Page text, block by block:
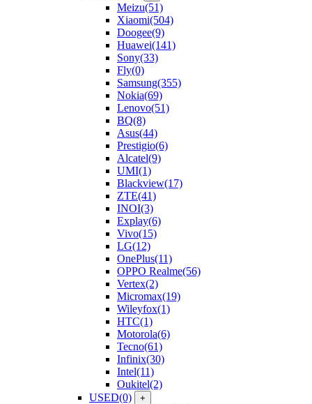
Meizu(51)
Xiaomi(504)
Doogee(9)
Huawei(141)
Sony(33)
Fly(0)
Samsung(355)
Nokia(69)
Lenovo(51)
BQ(8)
Asus(44)
Prestigio(6)
Alcatel(9)
UMI(1)
Blackview(17)
ZTE(41)
INOI(3)
Explay(6)
Vivo(15)
LG(12)
OnePlus(11)
OPPO Realme(56)
Vertex(2)
Micromax(19)
Wileyfox(1)
HTC(1)
Motorola(6)
Tecno(61)
Infinix(30)
Intel(11)
Oukitel(2)
USED(0) +